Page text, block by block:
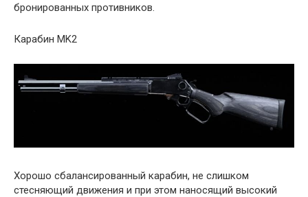
бронированных противников.
Карабин MK2
Хорошо сбалансированный карабин, не слишком
стесняющий движения и при этом наносящий высокий